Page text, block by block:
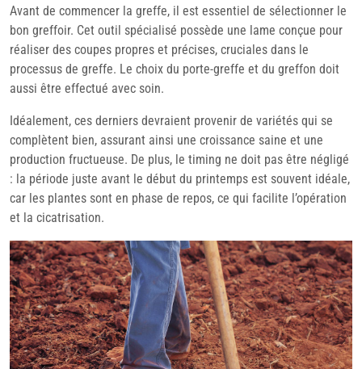
Avant de commencer la greffe, il est essentiel de sélectionner le
bon greffoir. Cet outil spécialisé possède une lame conçue pour
réaliser des coupes propres et précises, cruciales dans le
processus de greffe. Le choix du porte-greffe et du greffon doit
aussi être effectué avec soin.
Idéalement, ces derniers devraient provenir de variétés qui se
complètent bien, assurant ainsi une croissance saine et une
production fructueuse. De plus, le timing ne doit pas être négligé
: la période juste avant le début du printemps est souvent idéale,
car les plantes sont en phase de repos, ce qui facilite l’opération
et la cicatrisation.